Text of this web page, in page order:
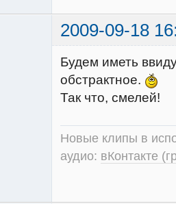
2009-09-18
Будем иметь
обстрактное.
Так что, смелей!
Новые клипы в
аудио: вКонтакте